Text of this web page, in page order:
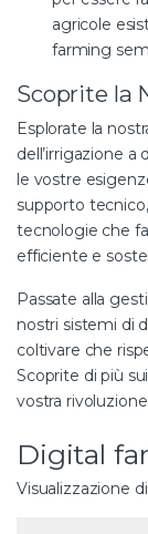
agricole
farming
Scoprite la
Esplorate la
dell’irrigazione
le vostre
supporto
tecnologie che
efficiente e
Passate alla
nostri sistemi di
coltivare che
Scoprite di più
vostra
Digital
Visualizzazione